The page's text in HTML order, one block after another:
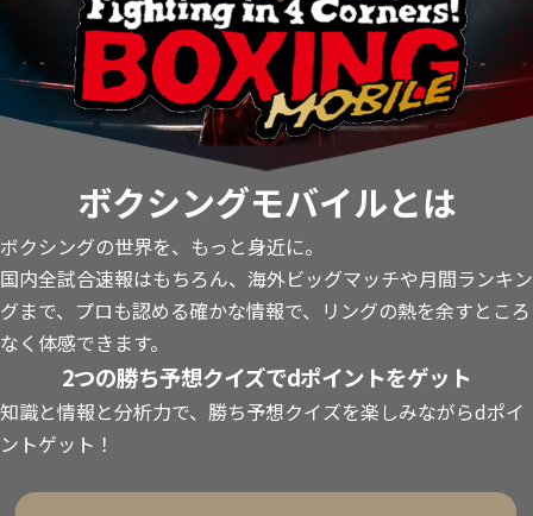
ボクシングモバイルとは
ボクシングの世界を、もっと身近に。
国内全試合速報はもちろん、海外ビッグマッチや月間ランキン
グまで、プロも認める確かな情報で、リングの熱を余すところ
なく体感できます。
2つの勝ち予想クイズでdポイントをゲット
知識と情報と分析力で、勝ち予想クイズを楽しみながらdポイ
ントゲット！